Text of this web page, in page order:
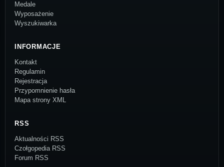
Medale
Wyposażenie
Wyszukiwarka
INFORMACJE
Kontakt
Regulamin
Rejestracja
Przypomnienie hasła
Mapa strony XML
RSS
Aktualności RSS
Czołgopedia RSS
Forum RSS